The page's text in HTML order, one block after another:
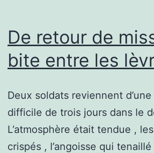
De retour de
bite entre les
Deux soldats reviennent
difficile de trois jours dans le
L’atmosphère était tendue ,
crispés , l’angoisse qui